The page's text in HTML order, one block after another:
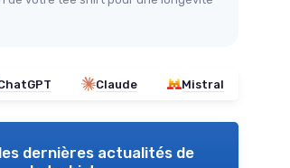
Claude Mistral
dernières actualités de